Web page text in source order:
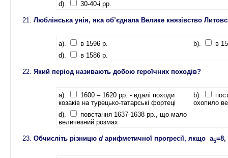
d). 30-40-і рр.
Люблінська унія, яка об’єднала Велике князівство
a). в 1596 р. b).
в
d).
в 1586 р.
Який період називають добою героїчних походів?
a).
1600 – 1620 рр. - вдалі походи
козаків на турецько-татарські фортеці
b).
охопило
d).
повстання 1637-1638 рр., що мало
величезний розмах
Обчисліть різницю d арифметичної прогресії, якщо а5=8,